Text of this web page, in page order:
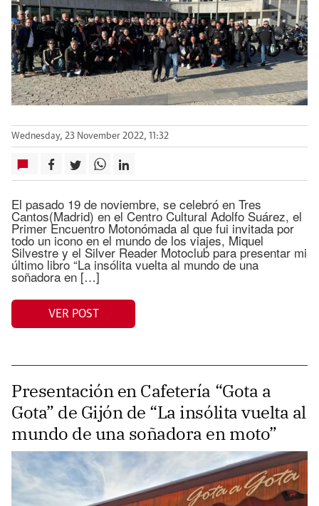
Wednesday, 23 November 2022, 11:32
El pasado 19 de noviembre, se celebró en Tres
Cantos(Madrid) en el Centro Cultural Adolfo Suárez, el
Primer Encuentro Motonómada al que fui invitada por
todo un icono en el mundo de los viajes, Miquel
Silvestre y el Silver Reader Motoclub para presentar mi
último libro “La insólita vuelta al mundo de una
soñadora en […]
VER POST
Presentación en Cafetería “Gota a
Gota” de Gijón de “La insólita vuelta al
mundo de una soñadora en moto”